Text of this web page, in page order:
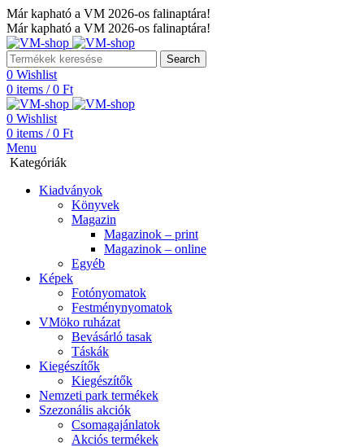
Már kapható a VM 2026-os falinaptára!
Már kapható a VM 2026-os falinaptára!
Search
0 Wishlist
0 items / 0 Ft
0 Wishlist
0 items / 0 Ft
Menu
Kategóriák
Kiadványok
Könyvek
Magazin
Magazinok – print
Magazinok – online
Egyéb
Képek
Fotónyomatok
Festménynyomatok
VMöko ruházat
Bevásárló tasak
Táskák
Kiegészítők
Kiegészítők
Nemzeti park termékek
Szezonális akciók
Csomagajánlatok
Akciós termékek